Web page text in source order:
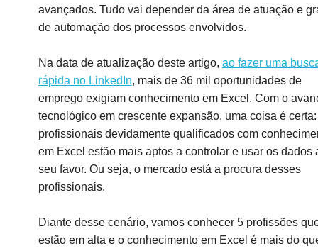
avançados. Tudo vai depender da área de atuação e
de automação dos processos envolvidos.
Na data de atualização deste artigo, ao fazer uma
rápida no LinkedIn, mais de 36 mil oportunidades de
emprego exigiam conhecimento em Excel. Com o
tecnológico em crescente expansão, uma coisa é certa:
profissionais devidamente qualificados com
em Excel estão mais aptos a controlar e usar os dados
seu favor. Ou seja, o mercado está a procura desses
profissionais.
Diante desse cenário, vamos conhecer 5 profissões
estão em alta e o conhecimento em Excel é mais do